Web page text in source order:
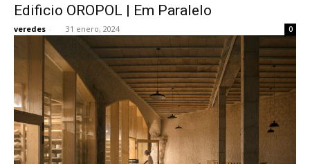
Edificio OROPOL | Em Paralelo
veredes - 31 enero, 2024 0